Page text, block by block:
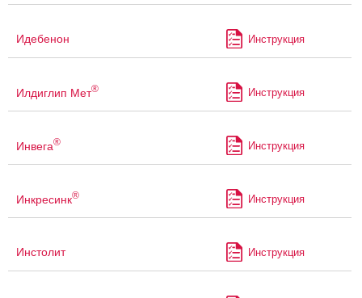
Идебенон Инструкция
Илдиглип Мет® Инструкция
Инвега® Инструкция
Инкресинк® Инструкция
Инстолит Инструкция